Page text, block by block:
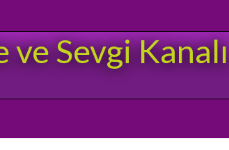
ve Sevgi Kanalı